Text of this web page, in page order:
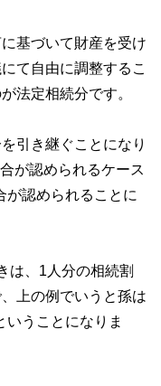
基づいて財産を受け
て自由に調整するこ
法定相続分です。
引き継ぐことになり
が認められるケース
が認められることに
は、 1 人分の相続割
上の例でいうと孫は
いうことになりま